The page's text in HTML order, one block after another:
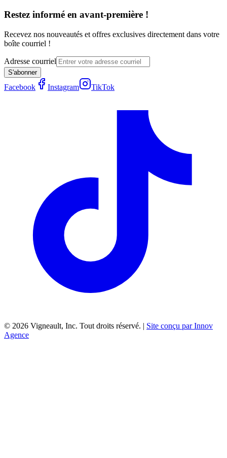
Restez informé en avant-première !
Recevez nos nouveautés et offres exclusives directement dans votre
boîte courriel !
Adresse courriel
S'abonner
Facebook Instagram TikTok
© 2026 Vigneault, Inc. Tout droits réservé. | Site conçu par Innov
Agence